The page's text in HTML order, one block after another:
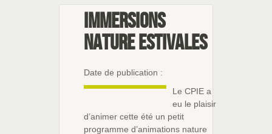
Immersions
nature estivales
Date de publication :
Le CPIE a
eu le plaisir
d’animer cette été un petit
programme d’animations nature